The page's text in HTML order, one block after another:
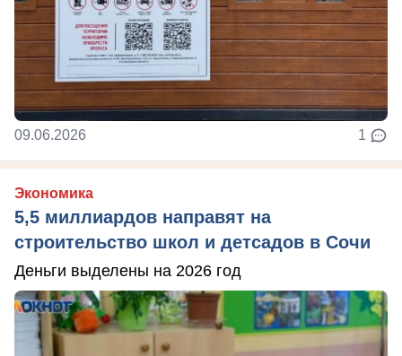
09.06.2026 1
Экономика
5,5 миллиардов направят на
строительство школ и детсадов в Сочи
Деньги выделены на 2026 год